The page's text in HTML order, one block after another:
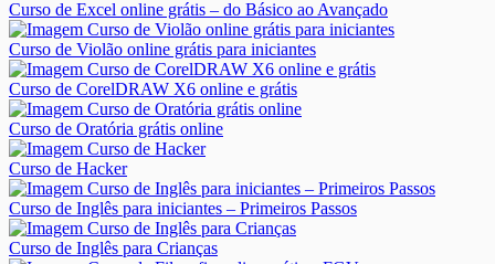
Curso de Excel online grátis – do Básico ao Avançado
Curso de Violão online grátis para iniciantes
Curso de CorelDRAW X6 online e grátis
Curso de Oratória grátis online
Curso de Hacker
Curso de Inglês para iniciantes – Primeiros Passos
Curso de Inglês para Crianças